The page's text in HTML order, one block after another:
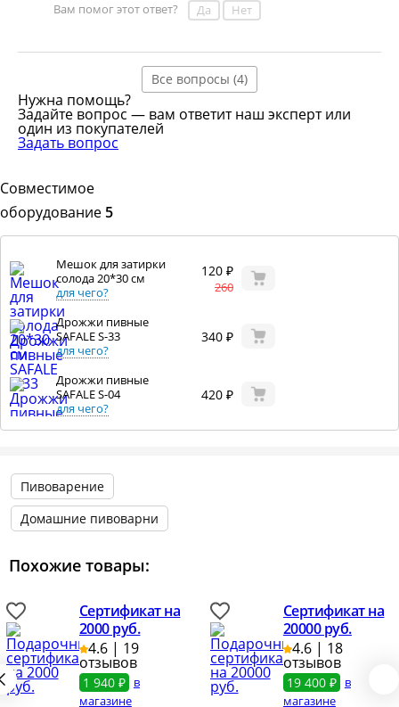
Вам помог этот ответ? Да Нет
Все вопросы (4)
Нужна помощь?
Задайте вопрос — вам ответит наш эксперт или
один из покупателей
Задать вопрос
Совместимое
оборудование 5
Мешок для затирки
солода 20*30 см
для чего?
120 ₽
260
Дрожжи пивные
SAFALE S-33
для чего?
340 ₽
Дрожжи пивные
SAFALE S-04
для чего?
420 ₽
Зерновой набор
BEERVINGEM А-ля
Жигули
для чего?
Пивоварение
Домашние пивоварни
Похожие товары:
Сертификат на
2000 руб.
4.6 | 19
отзывов
1 940 ₽ в
магазине
Сертификат на
20000 руб.
4.6 | 18
отзывов
19 400 ₽ в
магазине